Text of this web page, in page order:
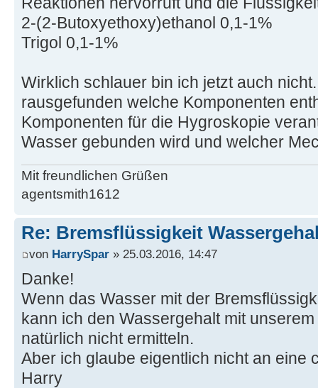
2-(2-Butoxyethoxy)ethanol 0,1-1%
Trigol 0,1-1%
Wirklich schlauer bin ich jetzt auch
rausgefunden welche Komponenten
Komponenten für die Hygroskopie
Wasser gebunden wird und welcher
Mit freundlichen Grüßen
agentsmith1612
Re: Bremsflüssigkeit
von HarrySpar » 25.03.2016, 14:47
Danke!
Wenn das Wasser mit der
kann ich den Wassergehalt mit
natürlich nicht ermitteln.
Aber ich glaube eigentlich nicht an eine
Harry